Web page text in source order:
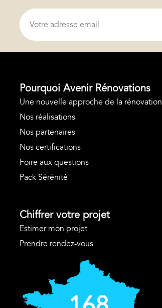
Pourquoi Avenir Rénovations
Une nouvelle approche de la rénovation
Nos réalisations
Nos partenaires
Nos certifications
Foire aux questions
Pack Sérénité
Chiffrer votre projet
Estimer mon projet
Prendre rendez-vous